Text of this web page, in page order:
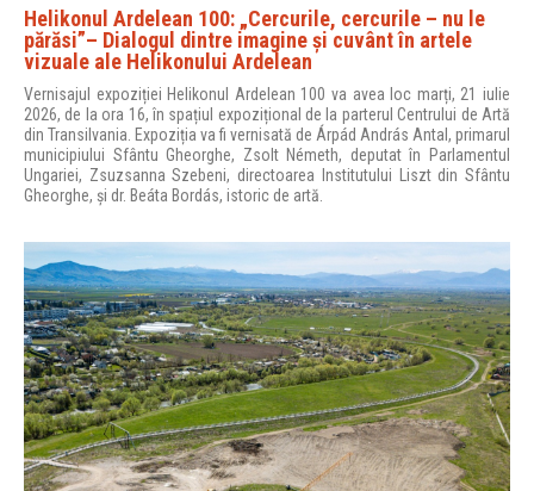
Helikonul Ardelean 100: „Cercurile, cercurile – nu le
părăsi”– Dialogul dintre imagine și cuvânt în artele
vizuale ale Helikonului Ardelean
Vernisajul expoziției Helikonul Ardelean 100 va avea loc marți, 21 iulie
2026, de la ora 16, în spațiul expozițional de la parterul Centrului de Artă
din Transilvania. Expoziția va fi vernisată de Árpád András Antal, primarul
municipiului Sfântu Gheorghe, Zsolt Németh, deputat în Parlamentul
Ungariei, Zsuzsanna Szebeni, directoarea Institutului Liszt din Sfântu
Gheorghe, și dr. Beáta Bordás, istoric de artă.